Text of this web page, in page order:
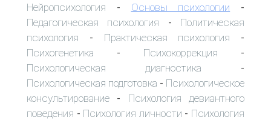
Нейропсихология - Основы психологии -
Педагогическая психология - Политическая
психология - Практическая психология -
Психогенетика - Психокоррекция -
Психологическая диагностика -
Психологическая подготовка - Психологическое
консультирование - Психология девиантного
поведения - Психология личности - Психология